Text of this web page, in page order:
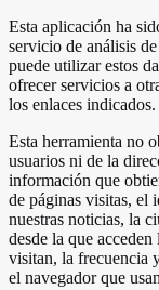
Esta aplicación ha
servicio de análisis
puede utilizar estos
ofrecer servicios a
los enlaces indicados.
Esta herramienta no
usuarios ni de la
información que
de páginas visitas, el
nuestras noticias, la
desde la que
visitan, la frecuencia
el navegador que